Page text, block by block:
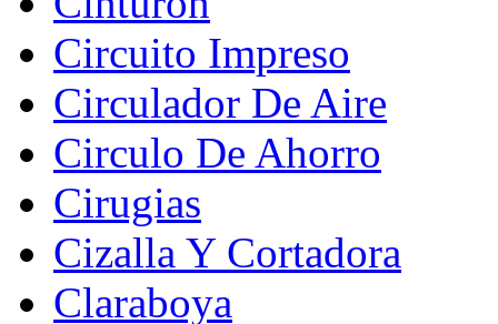
Circuito Impreso
Circulador De Aire
Circulo De Ahorro
Cirugias
Cizalla Y Cortadora
Claraboya